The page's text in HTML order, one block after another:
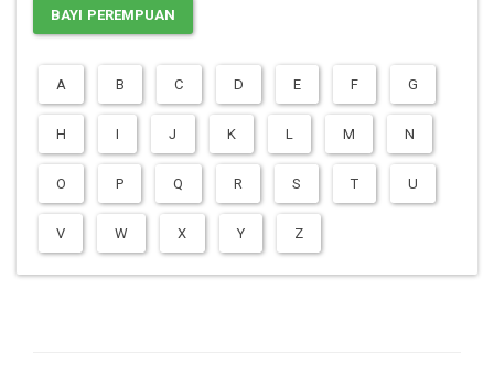
BAYI PEREMPUAN
A B C D E F G
H I J K L M N
O P Q R S T U
V W X Y Z